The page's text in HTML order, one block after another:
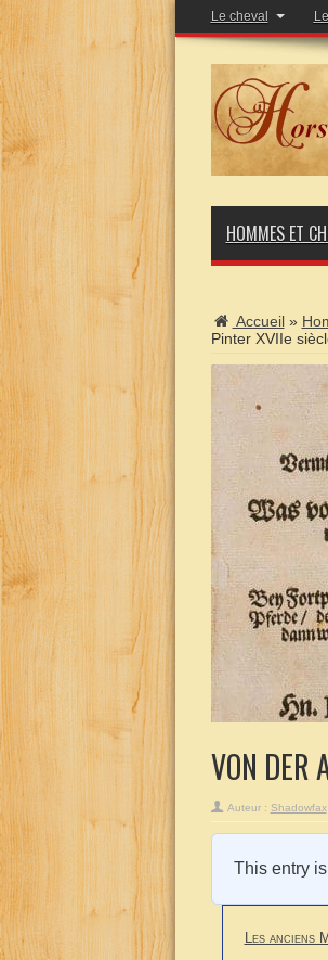
Le cheval
HOMMES ET
Accueil »
Pinter XVIIe
VON
Auteur : Shadowfax
This entry
Les anciens